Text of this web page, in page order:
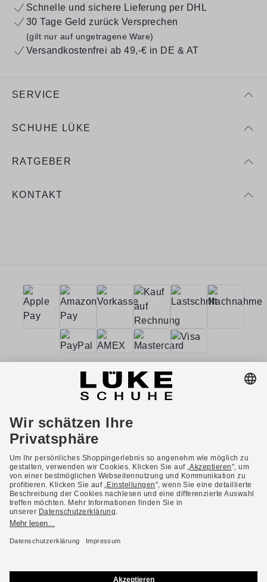
Schnelle und sichere Lieferung per DHL
30 Tage Geld zurück Versprechen
(gilt nur auf ungetragene Ware)
Versandkostenfrei ab 49,-€ in DE & AT
SERVICE
SCHUHE LÜKE
RATGEBER
KONTAKT
AGB Barrierefreiheit
Impressum
Datenschutzerklärung
Datenschutzeinstellungen